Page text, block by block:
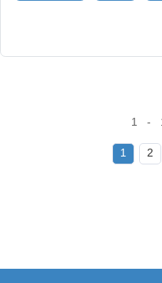
1 -
1 2